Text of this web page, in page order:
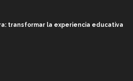
transformar la experiencia educativa